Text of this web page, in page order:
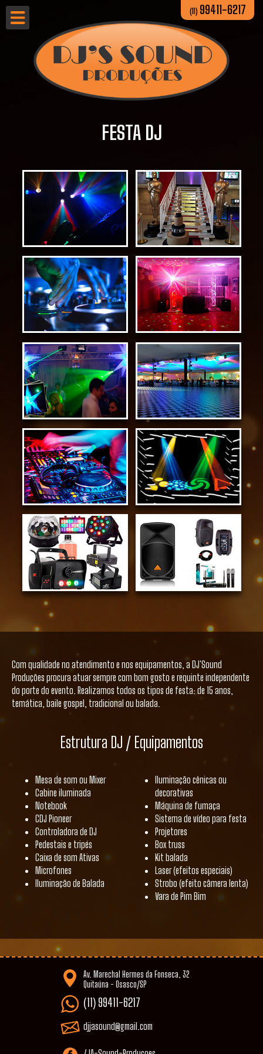
(11) 99411-6217
FESTA DJ
Com qualidade no atendimento e nos equipamentos, a DJ'Sound
Produções procura atuar sempre com bom gosto e requinte independente
do porte do evento. Realizamos todos os tipos de festa: de 15 anos,
temática, baile gospel, tradicional ou balada.
Estrutura DJ / Equipamentos
Mesa de som ou Mixer
Cabine iluminada
Notebook
CDJ Pioneer
Controladora de DJ
Pedestais e tripés
Caixa de som Ativas
Microfones
Iluminação de Balada
Iluminação cênicas ou
decorativas
Máquina de fumaça
Sistema de vídeo para festa
Projetores
Box truss
Kit balada
Laser (efeitos especiais)
Strobo (efeito câmera lenta)
Vara de Pim Bim
Av. Marechal Hermes da Fonseca, 32
Quitaúna - Osasco/SP
(11) 99411-6217
djjasound@gmail.com